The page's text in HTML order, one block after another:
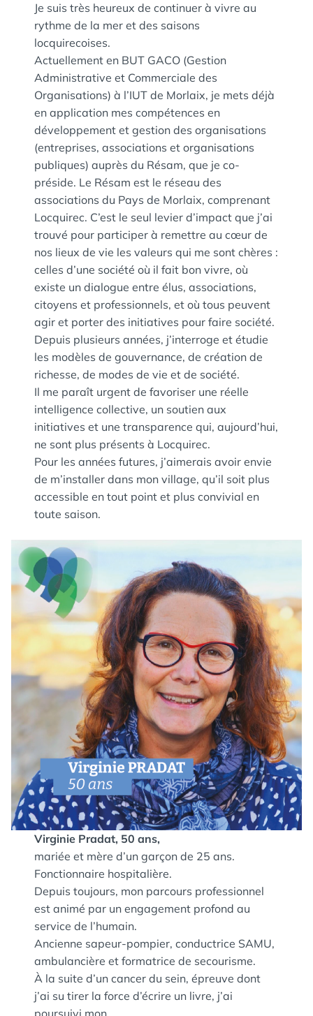
Je suis très heureux de continuer à vivre au
rythme de la mer et des saisons
locquirecoises.
Actuellement en BUT GACO (Gestion
Administrative et Commerciale des
Organisations) à l’IUT de Morlaix, je mets déjà
en application mes compétences en
développement et gestion des organisations
(entreprises, associations et organisations
publiques) auprès du Résam, que je co-
préside. Le Résam est le réseau des
associations du Pays de Morlaix, comprenant
Locquirec. C’est le seul levier d’impact que j’ai
trouvé pour participer à remettre au cœur de
nos lieux de vie les valeurs qui me sont chères :
celles d’une société où il fait bon vivre, où
existe un dialogue entre élus, associations,
citoyens et professionnels, et où tous peuvent
agir et porter des initiatives pour faire société.
Depuis plusieurs années, j’interroge et étudie
les modèles de gouvernance, de création de
richesse, de modes de vie et de société.
Il me paraît urgent de favoriser une réelle
intelligence collective, un soutien aux
initiatives et une transparence qui, aujourd’hui,
ne sont plus présents à Locquirec.
Pour les années futures, j’aimerais avoir envie
de m’installer dans mon village, qu’il soit plus
accessible en tout point et plus convivial en
toute saison.
Virginie Pradat, 50 ans,
mariée et mère d’un garçon de 25 ans.
Fonctionnaire hospitalière.
Depuis toujours, mon parcours professionnel
est animé par un engagement profond au
service de l’humain.
Ancienne sapeur-pompier, conductrice SAMU,
ambulancière et formatrice de secourisme.
À la suite d’un cancer du sein, épreuve dont
j’ai su tirer la force d’écrire un livre, j’ai